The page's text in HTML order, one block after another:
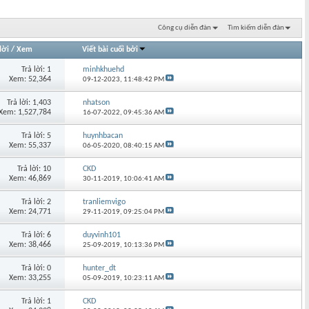
Công cụ diễn đàn Tìm kiếm diễn đàn
/ Xem Viết bài cuối bởi
Trả lời: 1
Xem: 52,364
minhkhuehd
09-12-2023, 11:48:42 PM
Trả lời: 1,403
1,527,784
nhatson
16-07-2022,09:45:36 AM
Trả lời: 5
Xem: 55,337
huynhbacan
06-05-2020,08:40:15 AM
Trả lời: 10
Xem: 46,869
CKD
30-11-2019, 10:06:41 AM
Trả lời: 2
Xem: 24,771
tranliemvigo
29-11-2019,09:25:04 PM
Trả lời: 6
Xem: 38,466
duyvinh101
25-09-2019, 10:13:36 PM
Trả lời: 0
Xem: 33,255
hunter_dt
05-09-2019, 10:23:11 AM
Trả lời: 1
CKD